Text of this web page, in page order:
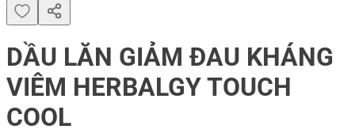
DẦU LĂN GIẢM ĐAU KHÁNG
VIÊM HERBALGY TOUCH
COOL